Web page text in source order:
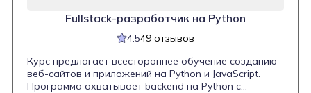
Fullstack-разработчик на Python
4.549 отзывов
Курс предлагает всестороннее обучение созданию
веб-сайтов и приложений на Python и JavaScript.
Программа охватывает backend на Python с